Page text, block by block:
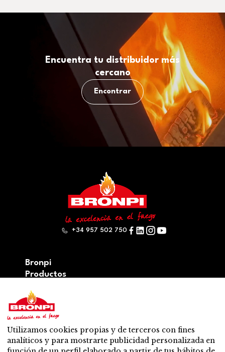
Encuentra tu distribuidor más
cercano
Encontrar
+34 957 502 750
Bronpi
Productos
Serie leña
Serie pellets
Serie Mixta: leña y pellet
Accesorios
Ventilación
Novedades
Utilizamos cookies propias y de terceros con fines
analíticos y para mostrarte publicidad personalizada en